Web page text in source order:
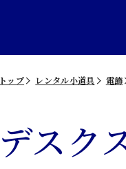
トップ レンタル小道具 電飾
デスク